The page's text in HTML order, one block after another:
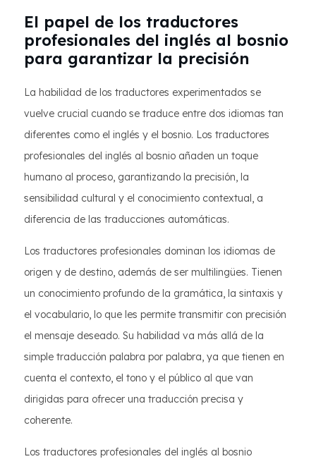
El papel de los traductores
profesionales del inglés al bosnio
para garantizar la precisión
La habilidad de los traductores experimentados se
vuelve crucial cuando se traduce entre dos idiomas tan
diferentes como el inglés y el bosnio. Los traductores
profesionales del inglés al bosnio añaden un toque
humano al proceso, garantizando la precisión, la
sensibilidad cultural y el conocimiento contextual, a
diferencia de las traducciones automáticas.
Los traductores profesionales dominan los idiomas de
origen y de destino, además de ser multilingües. Tienen
un conocimiento profundo de la gramática, la sintaxis y
el vocabulario, lo que les permite transmitir con precisión
el mensaje deseado. Su habilidad va más allá de la
simple traducción palabra por palabra, ya que tienen en
cuenta el contexto, el tono y el público al que van
dirigidas para ofrecer una traducción precisa y
coherente.
Los traductores profesionales del inglés al bosnio